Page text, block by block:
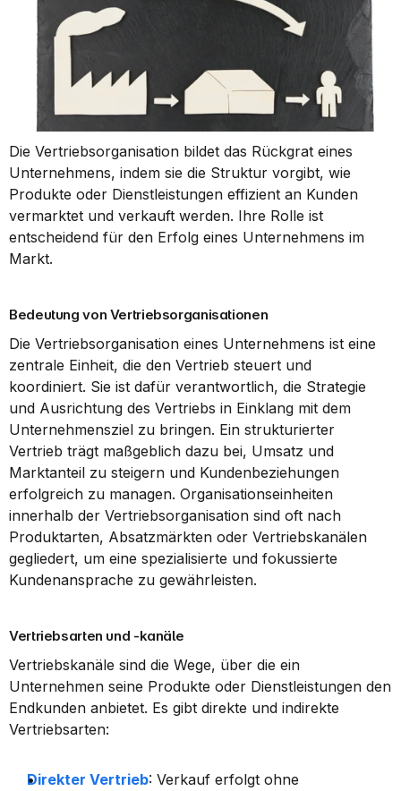
Die Vertriebsorganisation bildet das Rückgrat eines
Unternehmens, indem sie die Struktur vorgibt, wie
Produkte oder Dienstleistungen effizient an Kunden
vermarktet und verkauft werden. Ihre Rolle ist
entscheidend für den Erfolg eines Unternehmens im
Markt.
Bedeutung von Vertriebsorganisationen
Die Vertriebsorganisation eines Unternehmens ist eine
zentrale Einheit, die den Vertrieb steuert und
koordiniert. Sie ist dafür verantwortlich, die Strategie
und Ausrichtung des Vertriebs in Einklang mit dem
Unternehmensziel zu bringen. Ein strukturierter
Vertrieb trägt maßgeblich dazu bei, Umsatz und
Marktanteil zu steigern und Kundenbeziehungen
erfolgreich zu managen. Organisationseinheiten
innerhalb der Vertriebsorganisation sind oft nach
Produktarten, Absatzmärkten oder Vertriebskanälen
gegliedert, um eine spezialisierte und fokussierte
Kundenansprache zu gewährleisten.
Vertriebsarten und -kanäle
Vertriebskanäle sind die Wege, über die ein
Unternehmen seine Produkte oder Dienstleistungen den
Endkunden anbietet. Es gibt direkte und indirekte
Vertriebsarten:
Direkter Vertrieb: Verkauf erfolgt ohne